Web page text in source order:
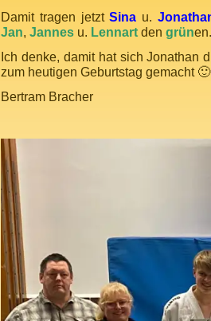
Damit tragen jetztSina u.
Jan, Jannes u. Lennart den grünen.
Ich denke, damit hat sich Jonathan
zum heutigen Geburtstag gemacht 🙂
Bertram Bracher